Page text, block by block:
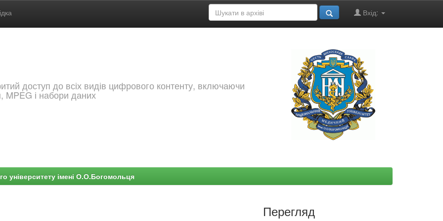
Вхід:
доступ до всіх видів цифрового контенту, включаючи
MPEG і набори даних
університету імені О.О.Богомольця
Перегляд